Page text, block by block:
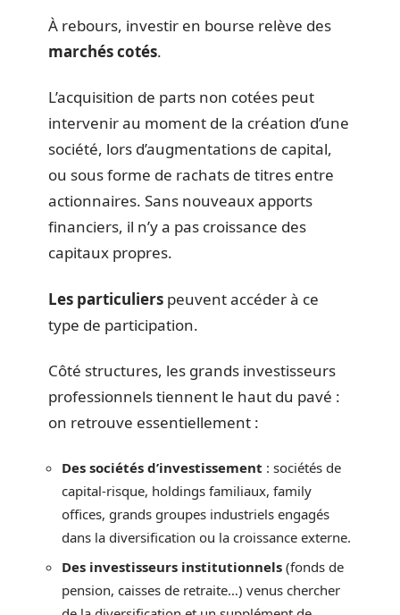
À rebours, investir en bourse relève des
marchés cotés.
L’acquisition de parts non cotées peut
intervenir au moment de la création d’une
société, lors d’augmentations de capital,
ou sous forme de rachats de titres entre
actionnaires. Sans nouveaux apports
financiers, il n’y a pas croissance des
capitaux propres.
Les particuliers peuvent accéder à ce
type de participation.
Côté structures, les grands investisseurs
professionnels tiennent le haut du pavé :
on retrouve essentiellement :
Des sociétés d’investissement : sociétés de
capital-risque, holdings familiaux, family
offices, grands groupes industriels engagés
dans la diversification ou la croissance externe.
Des investisseurs institutionnels (fonds de
pension, caisses de retraite…) venus chercher